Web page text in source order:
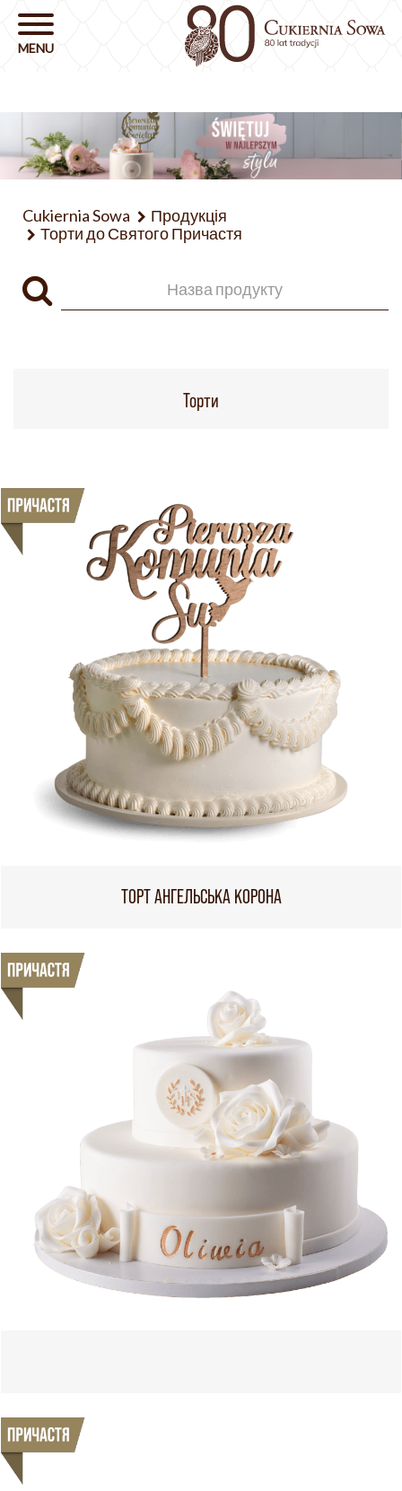
Cukiernia Sowa
Продукція
Торти до Святого Причастя
Торти
ТОРТ АНГЕЛЬСЬКА КОРОНА